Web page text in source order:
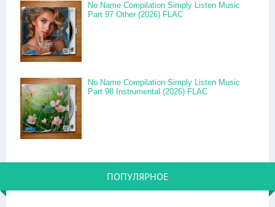
No Name Compilation Simply Listen Music
Part 97 Other (2026) FLAC
No Name Compilation Simply Listen Music
Part 98 Instrumental (2026) FLAC
ПОПУЛЯРНОЕ